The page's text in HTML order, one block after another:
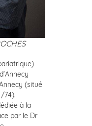
(situé
74).
à la
par le Dr